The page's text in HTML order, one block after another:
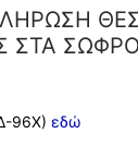
ΣΤΑ
96Χ)εδώ